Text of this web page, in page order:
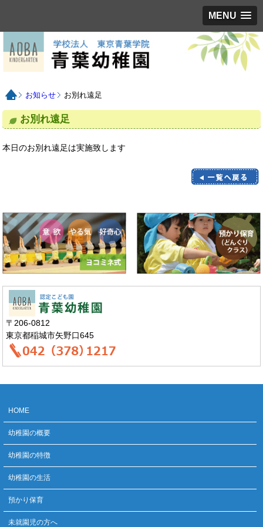
MENU
お知らせ お別れ遠足
お別れ遠足
本日のお別れ遠足は実施致します
〒206-0812
東京都稲城市矢野口645
HOME
幼稚園の概要
幼稚園の特徴
幼稚園の生活
預かり保育
未就園児の方へ